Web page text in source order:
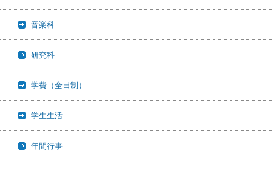
音楽科
研究科
学費（全日制）
学生生活
年間行事